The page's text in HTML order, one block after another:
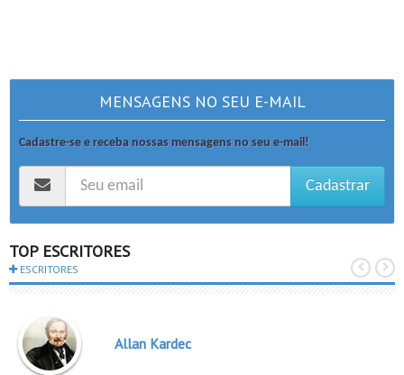
MENSAGENS NO SEU E-MAIL
Cadastre-se e receba nossas mensagens no seu e-mail!
Cadastrar
TOP ESCRITORES
ESCRITORES
Allan Kardec